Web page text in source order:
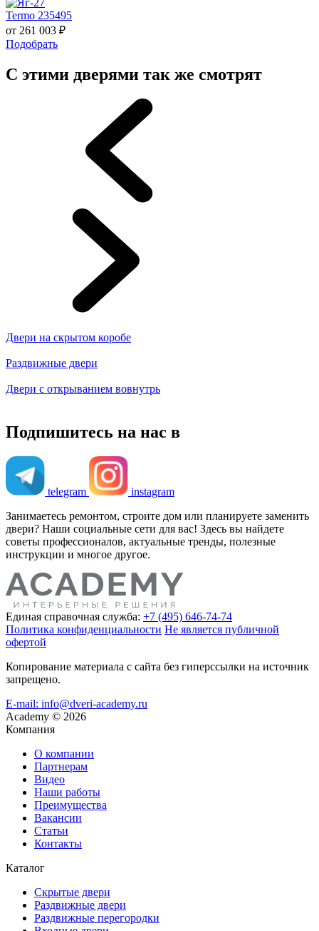
Termo 235495
от 261 003 ₽
Подобрать
С этими дверями так же смотрят
Двери на скрытом коробе
Раздвижные двери
Двери с открыванием вовнутрь
Подпишитесь на нас в
telegram
instagram
Занимаетесь ремонтом, строите дом или планируете заменить
двери? Наши социальные сети для вас! Здесь вы найдете
советы профессионалов, актуальные тренды, полезные
инструкции и многое другое.
Единая справочная служба: +7 (495) 646-74-74
Политика конфиденциальности Не является публичной
офертой
Копирование материала с сайта без гиперссылки на источник
запрещено.
E-mail: info@dveri-academy.ru
Academy © 2026
Компания
О компании
Партнерам
Видео
Наши работы
Преимущества
Вакансии
Статьи
Контакты
Каталог
Скрытые двери
Раздвижные двери
Раздвижные перегородки